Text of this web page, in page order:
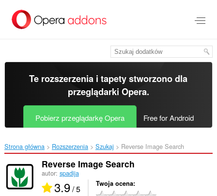
treści
Te rozszerzenia i tapety stworzono dla
przeglądarki Opera.
Pobierz przeglądarkę Opera Free for Android
Strona główna Rozszerzenia Szukaj Reverse Image Search‎
Reverse Image Search
autor: spadija
3.9/ 5 Twoja ocena